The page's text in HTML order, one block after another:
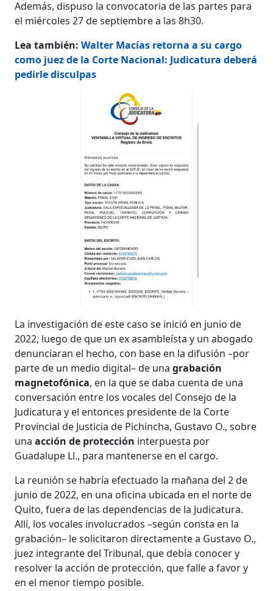
Además, dispuso la convocatoria de las partes para
el miércoles 27 de septiembre a las 8h30.
Lea también:Walter Macías retorna a su cargo
como juez de la Corte Nacional: Judicatura deberá
pedirle disculpas
La investigación de este caso se inició en junio de
2022, luego de que un ex asambleísta y un abogado
denunciaran el hecho, con base en la difusión –por
parte de un medio digital– de unagrabación
magnetofónica, en la que se daba cuenta de una
conversación entre los vocales del Consejo de la
Judicatura y el entonces presidente de la Corte
Provincial de Justicia de Pichincha, Gustavo O., sobre
una acción de protección interpuesta por
Guadalupe Ll., para mantenerse en el cargo.
La reunión se habría efectuado la mañana del 2 de
junio de 2022, en una oficina ubicada en el norte de
Quito, fuera de las dependencias de la Judicatura.
Allí, los vocales involucrados –según consta en la
grabación– le solicitaron directamente a Gustavo O.,
juez integrante del Tribunal, que debía conocer y
resolver la acción de protección, que falle a favor y
en el menor tiempo posible.